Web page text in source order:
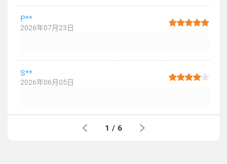
P**
2026年07月23日
S**
2026年06月05日
1 / 6